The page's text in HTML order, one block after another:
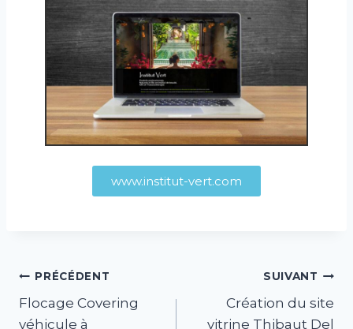
www.institut-vert.com
PRÉCÉDENT
Flocage Covering
véhicule à
SUIVANT
Création du site
vitrine Thibaut Del